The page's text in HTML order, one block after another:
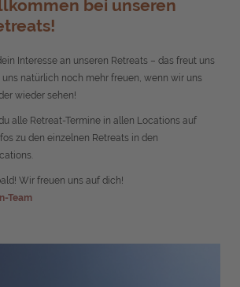
bei unseren
!
Interesse an unseren Retreats – das freut uns
natürlich noch mehr freuen, wenn wir uns
wieder sehen!
alle Retreat-Termine in allen Locations auf
zu den einzelnen Retreats in den
Wir freuen uns auf dich!
Team